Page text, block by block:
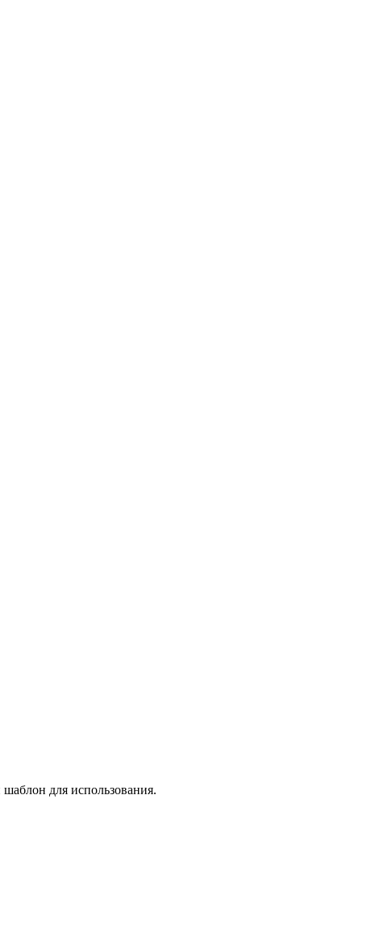
для использования.